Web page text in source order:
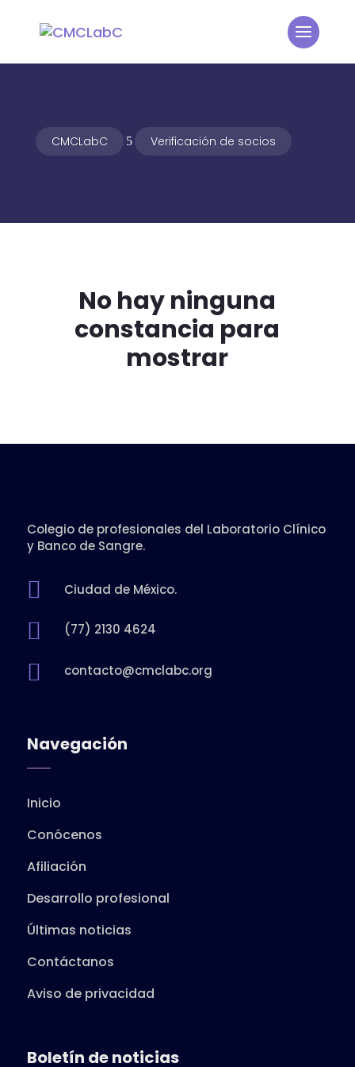
CMCLabC 5 Verificación de socios
No hay ninguna
constancia para
mostrar
Colegio de profesionales del Laboratorio Clínico
y Banco de Sangre.
 Ciudad de México.
 (77) 2130 4624
 contacto@cmclabc.org
Navegación
Inicio
Conócenos
Afiliación
Desarrollo profesional
Últimas noticias
Contáctanos
Aviso de privacidad
Boletín de noticias